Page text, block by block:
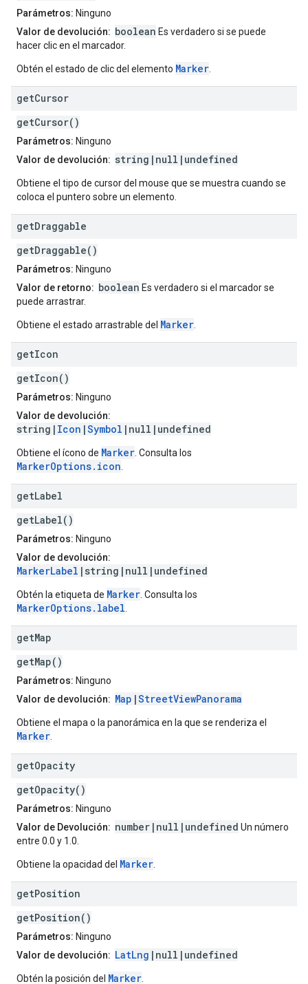
Parámetros: Ninguno
Valor de devolución: boolean Es verdadero si se puede
hacer clic en el marcador.
Obtén el estado de clic del elemento Marker
getCursor
getCursor()
Parámetros: Ninguno
Valor de devolución: string|null|undefined
Obtiene el tipo de cursor del mouse que se muestra cuando se
coloca el puntero sobre un elemento.
getDraggable
getDraggable()
Parámetros: Ninguno
Valor de retorno: boolean Es verdadero si el marcador se
puede arrastrar.
Obtiene el estado arrastrable del Marker
getIcon
getIcon()
Parámetros: Ninguno
Valor de devolución:
string| Icon |Symbol |null|undefined
Obtiene el ícono de Marker . Consulta los
MarkerOptions.icon
getLabel
getLabel()
Parámetros: Ninguno
Valor de devolución:
MarkerLabel |string|null|undefined
Obtén la etiqueta de Marker . Consulta los
MarkerOptions.label
getMap
getMap()
Parámetros: Ninguno
Valor de devolución: Map |StreetViewPanorama
Obtiene el mapa o la panorámica en la que se renderiza el
Marker
getOpacity
getOpacity()
Parámetros: Ninguno
Valor de Devolución: number|null|undefined Un número
entre 0.0 y 1.0.
Obtiene la opacidad del Marker
getPosition
getPosition()
Parámetros: Ninguno
Valor de devolución: LatLng |null|undefined
Obtén la posición del Marker